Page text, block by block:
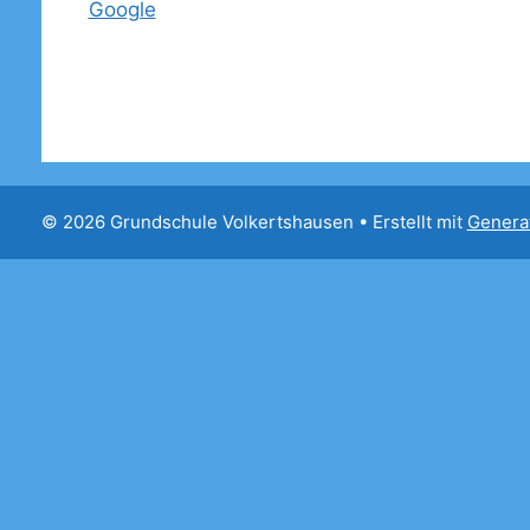
Google
© 2026 Grundschule Volkertshausen • Erstellt mit